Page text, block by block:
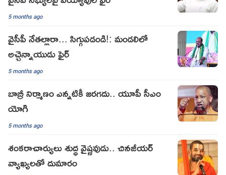
5 months ago
వైసీపీ నేతల్లారా... సిగ్గుపడండి!: మండలిలో
అచ్చెన్నాయుడు ఫైర్
5 months ago
బాబ్రీ నిర్మాణం ఎన్నటికీ జరగదు.. యూపీ సీఎం
యోగి
5 months ago
శంకరాచార్యులు శుద్ధ వైష్ణవుడు.. చినజీయర్
వ్యాఖ్యలతో దుమారం